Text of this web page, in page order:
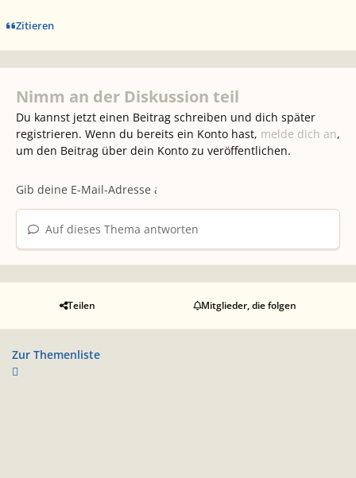
Zitieren
Nimm an der Diskussion teil
Du kannst jetzt einen Beitrag schreiben und dich später
registrieren. Wenn du bereits ein Konto hast, melde dich an,
um den Beitrag über dein Konto zu veröffentlichen.
Auf dieses Thema antworten
Teilen Mitglieder, die folgen
Zur Themenliste